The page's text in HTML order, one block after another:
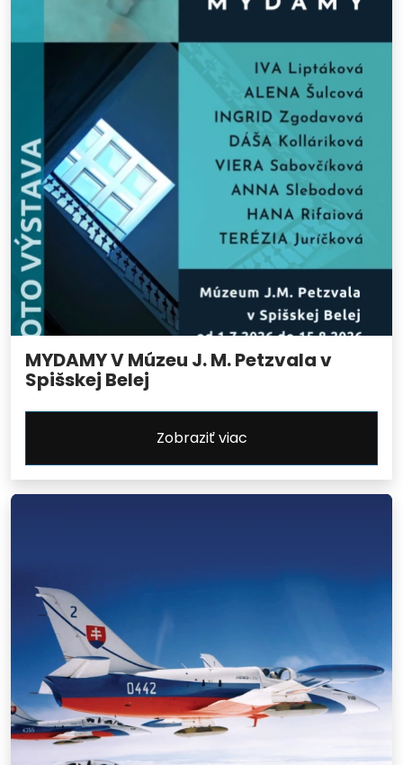
MYDAMY V Múzeu J. M. Petzvala v
Spišskej Belej
Zobraziť viac